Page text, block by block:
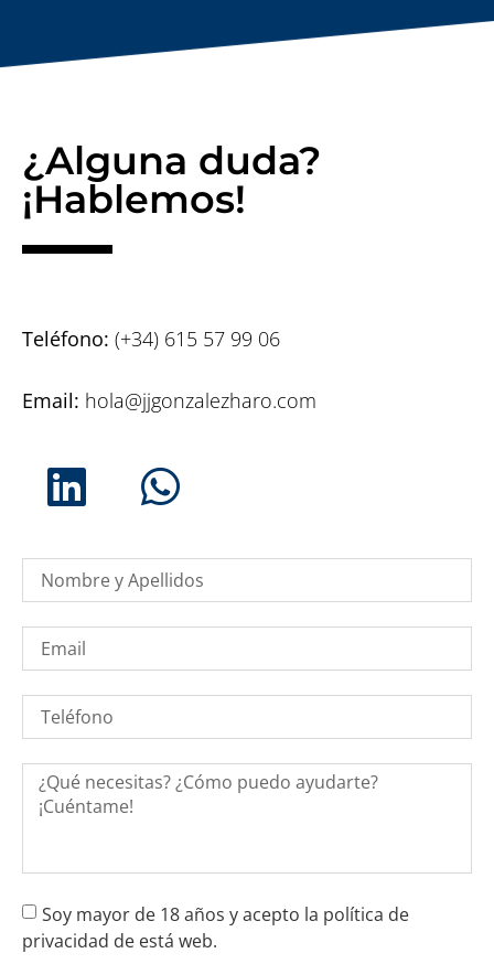
¿Alguna duda?
¡Hablemos!
Teléfono: (+34) 615 57 99 06
Email: hola@jjgonzalezharo.com
Soy mayor de 18 años y acepto la política de
privacidad de está web.